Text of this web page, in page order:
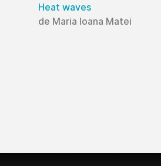
Heat waves
de Maria Ioana Matei